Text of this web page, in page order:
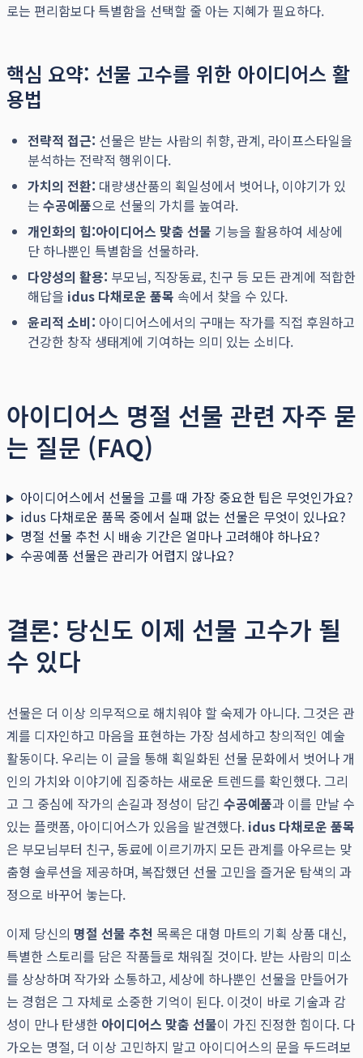
로는 편리함보다 특별함을 선택할 줄 아는 지혜가 필요하다.
핵심 요약: 선물 고수를 위한 아이디어스 활
용법
전략적 접근: 선물은 받는 사람의 취향, 관계, 라이프스타일을
분석하는 전략적 행위이다.
가치의 전환: 대량생산품의 획일성에서 벗어나, 이야기가 있
는 수공예품으로 선물의 가치를 높여라.
개인화의 힘:아이디어스 맞춤 선물 기능을 활용하여 세상에
단 하나뿐인 특별함을 선물하라.
다양성의 활용: 부모님, 직장동료, 친구 등 모든 관계에 적합한
해답을 idus 다채로운 품목 속에서 찾을 수 있다.
윤리적 소비: 아이디어스에서의 구매는 작가를 직접 후원하고
건강한 창작 생태계에 기여하는 의미 있는 소비다.
아이디어스 명절 선물 관련 자주 묻
는 질문 (FAQ)
아이디어스에서 선물을 고를 때 가장 중요한 팁은 무엇인가요?
idus 다채로운 품목 중에서 실패 없는 선물은 무엇이 있나요?
명절 선물 추천 시 배송 기간은 얼마나 고려해야 하나요?
수공예품 선물은 관리가 어렵지 않나요?
결론: 당신도 이제 선물 고수가 될
수 있다
선물은 더 이상 의무적으로 해치워야 할 숙제가 아니다. 그것은 관
계를 디자인하고 마음을 표현하는 가장 섬세하고 창의적인 예술
활동이다. 우리는 이 글을 통해 획일화된 선물 문화에서 벗어나 개
인의 가치와 이야기에 집중하는 새로운 트렌드를 확인했다. 그리
고 그 중심에 작가의 손길과 정성이 담긴 수공예품과 이를 만날 수
있는 플랫폼, 아이디어스가 있음을 발견했다. idus 다채로운 품목
은 부모님부터 친구, 동료에 이르기까지 모든 관계를 아우르는 맞
춤형 솔루션을 제공하며, 복잡했던 선물 고민을 즐거운 탐색의 과
정으로 바꾸어 놓는다.
이제 당신의 명절 선물 추천 목록은 대형 마트의 기획 상품 대신,
특별한 스토리를 담은 작품들로 채워질 것이다. 받는 사람의 미소
를 상상하며 작가와 소통하고, 세상에 하나뿐인 선물을 만들어가
는 경험은 그 자체로 소중한 기억이 된다. 이것이 바로 기술과 감
성이 만나 탄생한 아이디어스 맞춤 선물이 가진 진정한 힘이다. 다
가오는 명절, 더 이상 고민하지 말고 아이디어스의 문을 두드려보